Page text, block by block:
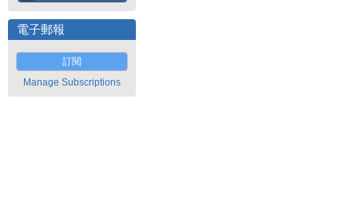
電子郵報
訂閱
Manage Subscriptions